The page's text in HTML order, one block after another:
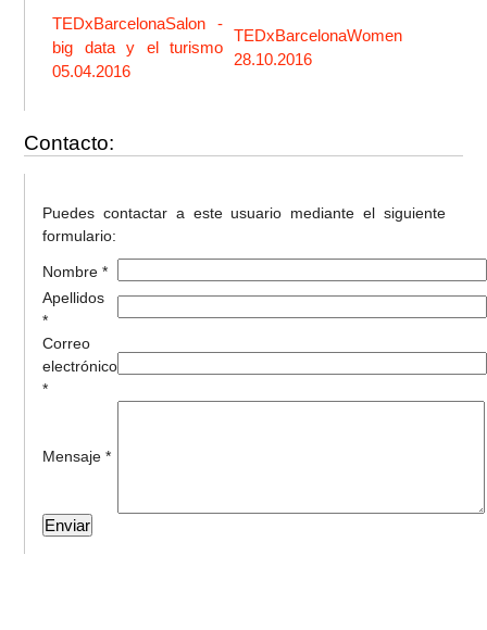
TEDxBarcelonaSalon -
big data y el turismo
05.04.2016
TEDxBarcelonaWomen
28.10.2016
Contacto:
Puedes contactar a este usuario mediante el siguiente
formulario:
Nombre *
Apellidos
*
Correo
electrónico
*
Mensaje *